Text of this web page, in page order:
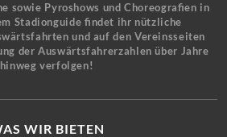
sowie Pyroshows und Choreografien in
Stadionguide findet ihr nützliche
und auf den Vereinsseiten
der Auswärtsfahrerzahlen über Jahre
hinweg verfolgen!
WIR BIETEN